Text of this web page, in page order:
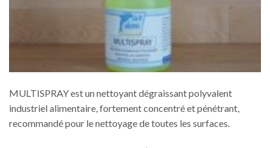
MULTISPRAY est un nettoyant dégraissant polyvalent
industriel alimentaire, fortement concentré et pénétrant,
recommandé pour le nettoyage de toutes les surfaces.